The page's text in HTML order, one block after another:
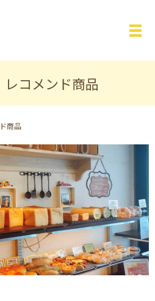
レコメンド商品
商品